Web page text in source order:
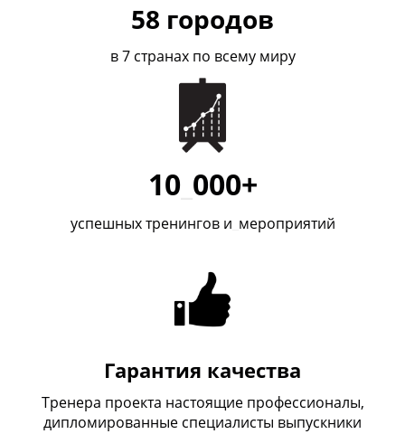
58 городов
в 7 странах по всему миру
10_ 000+
успешных тренингов и мероприятий
Гарантия качества
Тренера проекта настоящие профессионалы,
дипломированные специалисты выпускники